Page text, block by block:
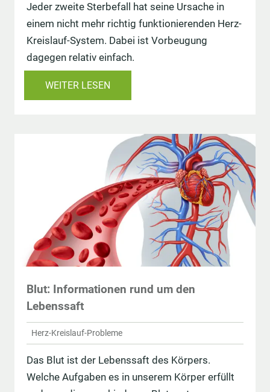
Jeder zweite Sterbefall hat seine Ursache in
einem nicht mehr richtig funktionierenden Herz-
Kreislauf-System. Dabei ist Vorbeugung
dagegen relativ einfach.
WEITER LESEN
Blut: Informationen rund um den
Lebenssaft
Herz-Kreislauf-Probleme
Das Blut ist der Lebenssaft des Körpers.
Welche Aufgaben es in unserem Körper erfüllt